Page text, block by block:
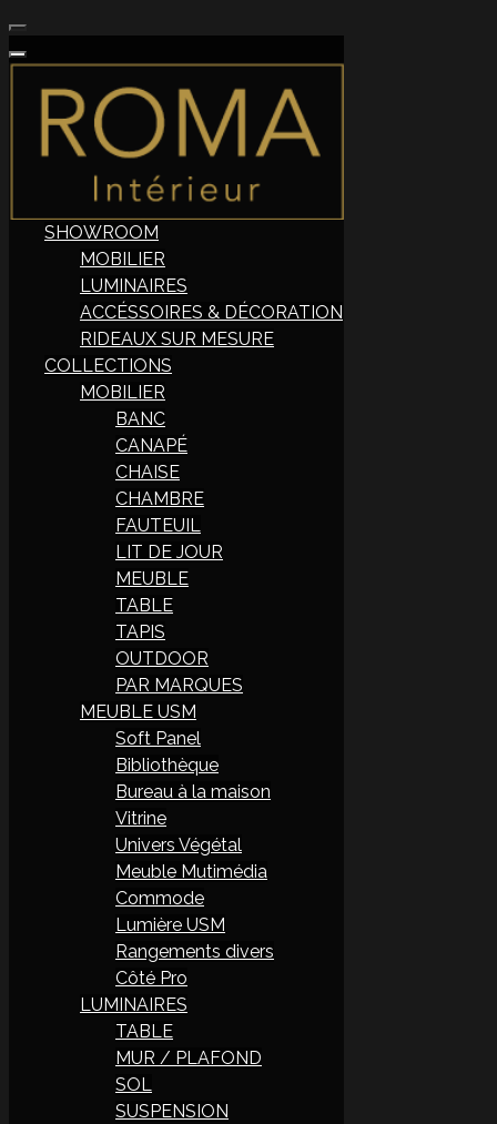
SHOWROOM
MOBILIER
LUMINAIRES
ACCÉSSOIRES & DÉCORATION
RIDEAUX SUR MESURE
COLLECTIONS
MOBILIER
BANC
CANAPÉ
CHAISE
CHAMBRE
FAUTEUIL
LIT DE JOUR
MEUBLE
TABLE
TAPIS
OUTDOOR
PAR MARQUES
MEUBLE USM
Soft Panel
Bibliothèque
Bureau à la maison
Vitrine
Univers Végétal
Meuble Mutimédia
Commode
Lumière USM
Rangements divers
Côté Pro
LUMINAIRES
TABLE
MUR / PLAFOND
SOL
SUSPENSION